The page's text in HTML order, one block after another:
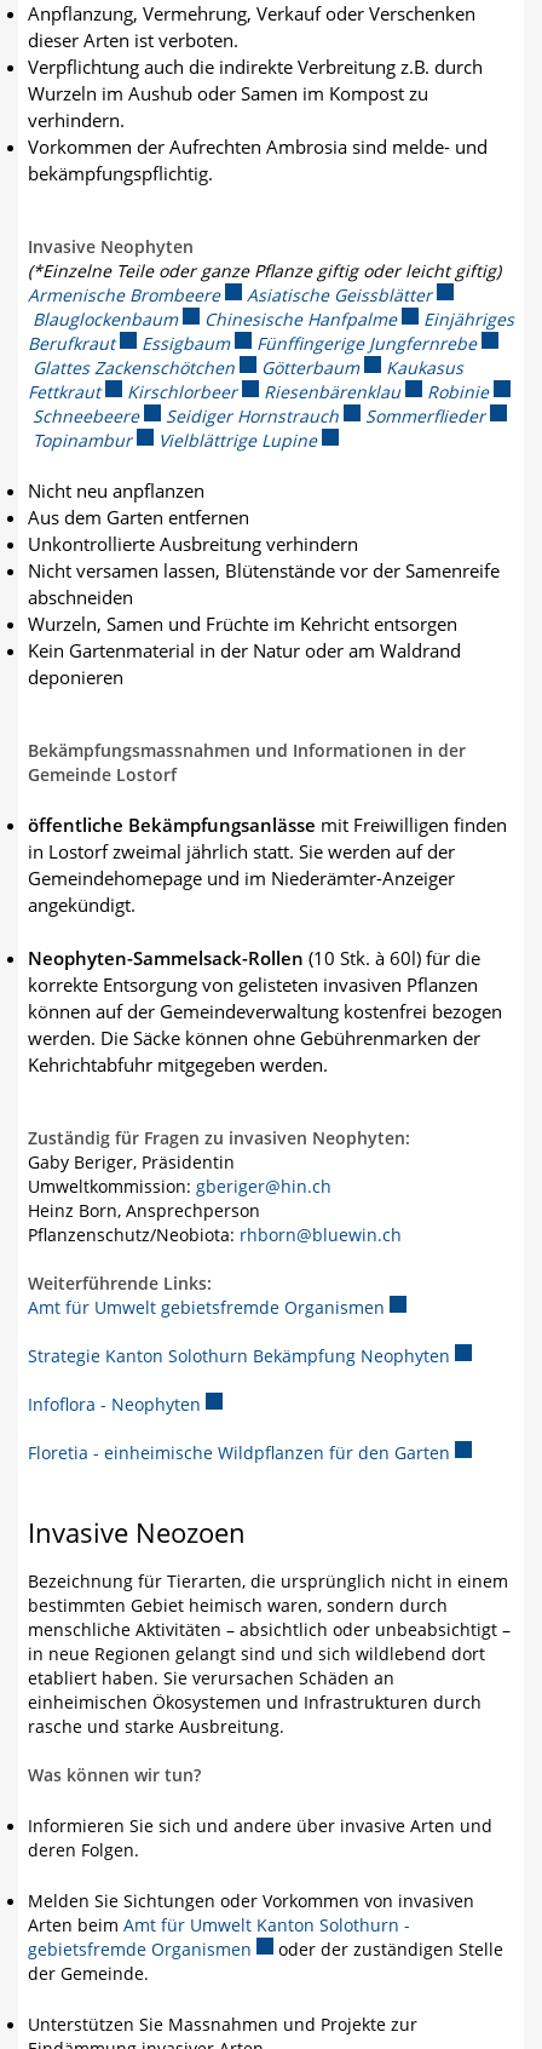
Anpflanzung, Vermehrung, Verkauf oder Verschenken
dieser Arten ist verboten.
Verpflichtung auch die indirekte Verbreitung z.B. durch
Wurzeln im Aushub oder Samen im Kompost zu
verhindern.
Vorkommen der Aufrechten Ambrosia sind melde- und
bekämpfungspflichtig.
Invasive Neophyten
(*Einzelne Teile oder ganze Pflanze giftig oder leicht giftig)
Armenische BrombeereExterner Link wird in einem neuen
Asiatische GeissblätterExterner
BlauglockenbaumExterner Link wird in einem neuen Fenster
Chinesische HanfpalmeExterner Link
Einjähriges
BerufkrautExterner Link wird in einem neuen Fenster geöffnet.
EssigbaumExterner Link wird in einem neuen
Fünffingerige Jungfernrebe
Glattes Zackenschötchen Externer Link wird in einem neuen
GötterbaumExterner Link wird in
Kaukasus
FettkrautExterner Link wird in einem neuen Fenster geöffnet.
KirschlorbeerExterner Link wird in einem neuen
RiesenbärenklauExterner Link
Robinie
SchneebeereExterner Link wird in einem neuen Fenster
Seidiger Hornstrauch Externer Link wird in
Sommerflieder
TopinamburExterner Link wird in einem neuen Fenster
Vielblättrige LupineExterner Link wird in
Nicht neu anpflanzen
Aus dem Garten entfernen
Unkontrollierte Ausbreitung verhindern
Nicht versamen lassen, Blütenstände vor der Samenreife
abschneiden
Wurzeln, Samen und Früchte im Kehricht entsorgen
Kein Gartenmaterial in der Natur oder am Waldrand
deponieren
Bekämpfungsmassnahmen und Informationen in der
Gemeinde Lostorf
öffentliche Bekämpfungsanlässe mit Freiwilligen finden
in Lostorf zweimal jährlich statt. Sie werden auf der
Gemeindehomepage und im Niederämter-Anzeiger
angekündigt.
Neophyten-Sammelsack-Rollen (10 Stk. à 60l) für die
korrekte Entsorgung von gelisteten invasiven Pflanzen
können auf der Gemeindeverwaltung kostenfrei bezogen
werden. Die Säcke können ohne Gebührenmarken der
Kehrichtabfuhr mitgegeben werden.
Zuständig für Fragen zu invasiven Neophyten:
Gaby Beriger, Präsidentin
Umweltkommission: gberiger@hin.ch
Heinz Born, Ansprechperson
Pflanzenschutz/Neobiota: rhborn@bluewin.ch
Weiterführende Links:
Amt für Umwelt gebietsfremde Organismen Externer Link
Strategie Kanton Solothurn Bekämpfung Neophyten Externer
Infoflora - Neophyten Externer Link wird in einem neuen
Floretia - einheimische Wildpflanzen für den Garten Externer
Invasive Neozoen
Bezeichnung für Tierarten, die ursprünglich nicht in einem
bestimmten Gebiet heimisch waren, sondern durch
menschliche Aktivitäten – absichtlich oder unbeabsichtigt –
in neue Regionen gelangt sind und sich wildlebend dort
etabliert haben. Sie verursachen Schäden an
einheimischen Ökosystemen und Infrastrukturen durch
rasche und starke Ausbreitung.
Was können wir tun?
Informieren Sie sich und andere über invasive Arten und
deren Folgen.
Melden Sie Sichtungen oder Vorkommen von invasiven
Arten beim Amt für Umwelt Kanton Solothurn -
gebietsfremde Organismen Externer Link wird in einem neuen
oder der zuständigen Stelle
der Gemeinde.
Unterstützen Sie Massnahmen und Projekte zur